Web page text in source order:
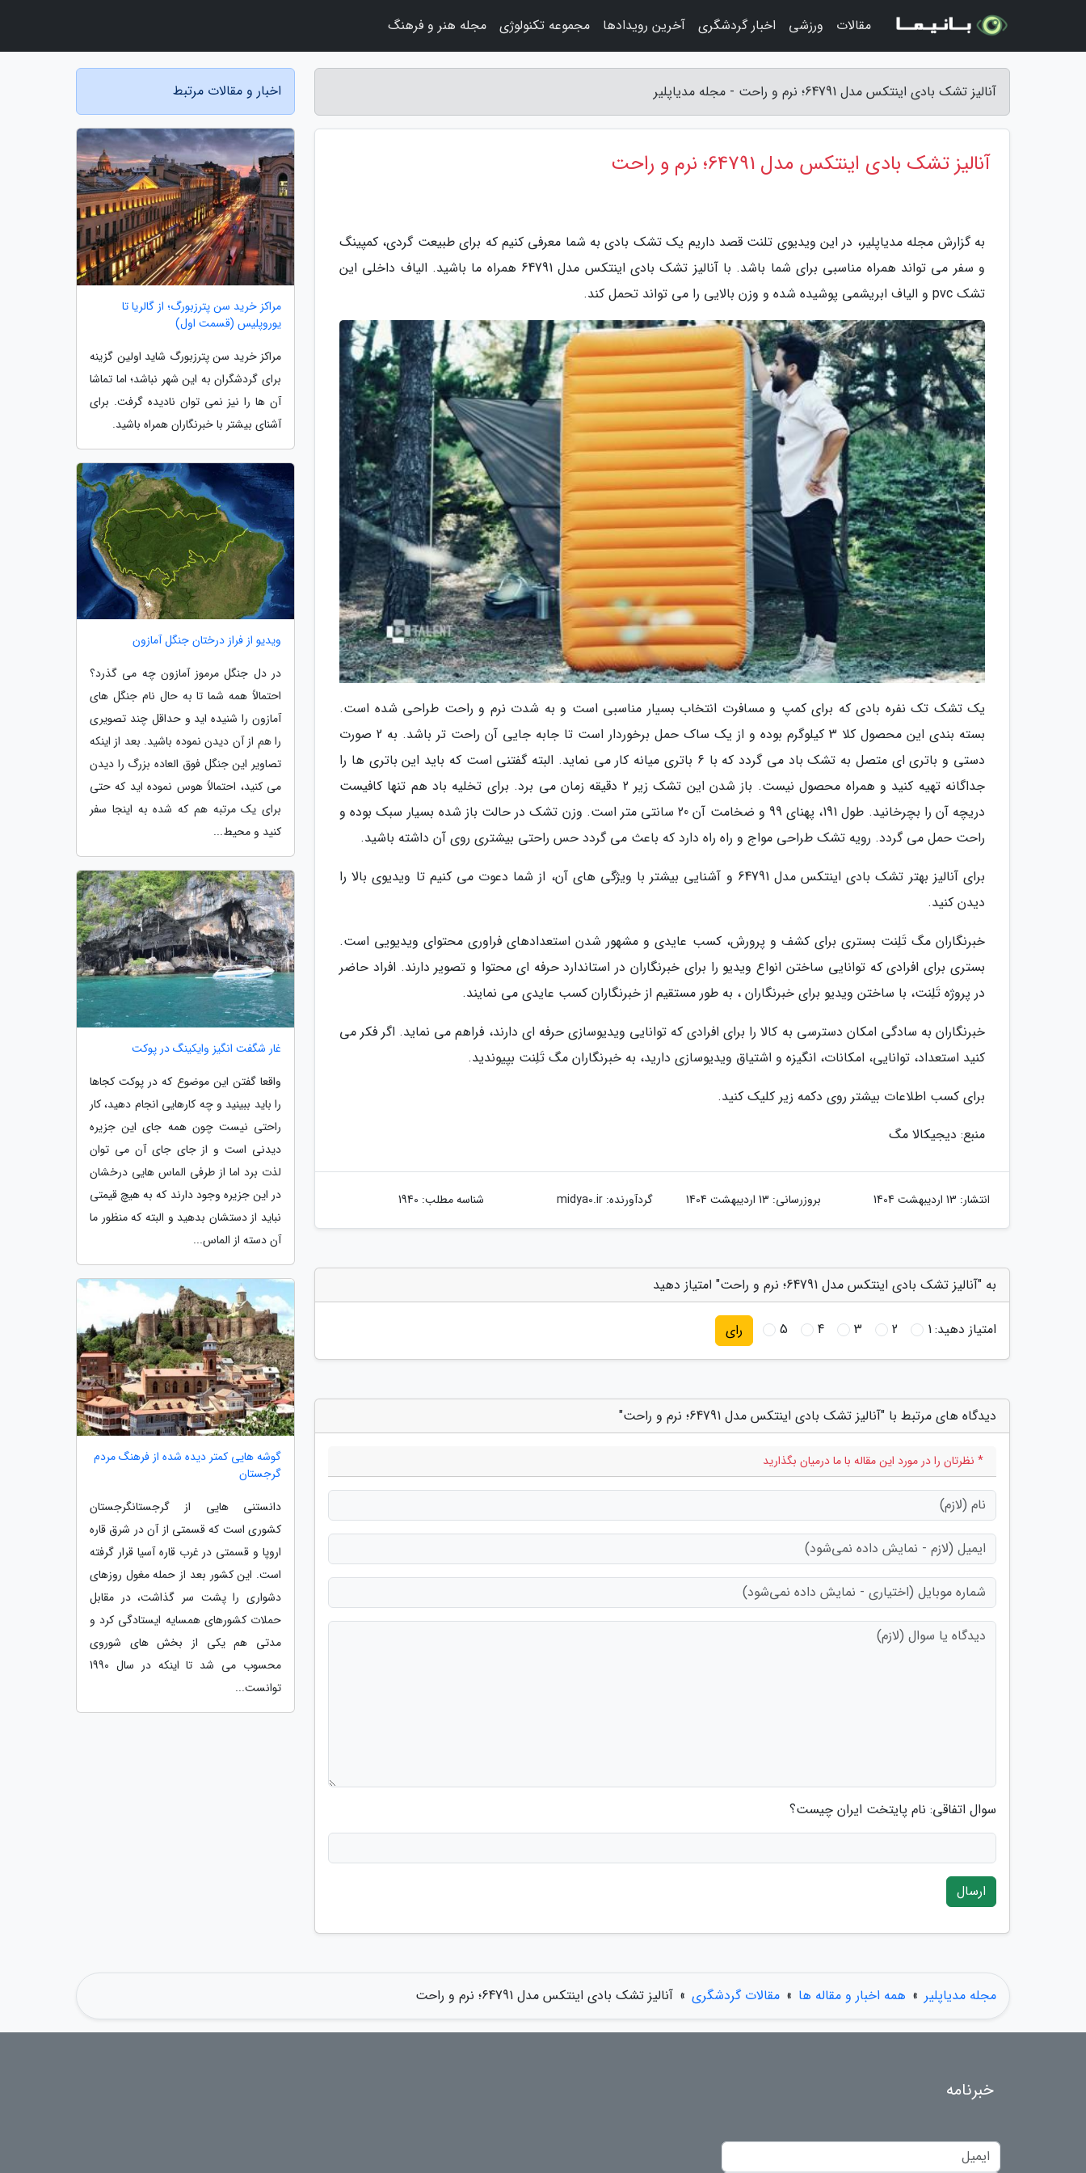
آنالیز تشک بادی اینتکس مدل 64791؛ نرم و راحت - مجله مدیاپلیر
آنالیز تشک بادی اینتکس مدل 64791؛ نرم و راحت
به گزارش مجله مدیاپلیر، در این ویدیوی تلنت قصد داریم یک تشک بادی به شما معرفی کنیم که برای طبیعت گردی، کمپینگ
و سفر می تواند همراه مناسبی برای شما باشد. با آنالیز تشک بادی اینتکس مدل 64791 همراه ما باشید. الیاف داخلی این
تشک pvc و الیاف ابریشمی پوشیده شده و وزن بالایی را می تواند تحمل کند.
یک تشک تک نفره بادی که برای کمپ و مسافرت انتخاب بسیار مناسبی است و به شدت نرم و راحت طراحی شده است.
بسته بندی این محصول کلا 3 کیلوگرم بوده و از یک ساک حمل برخوردار است تا جابه جایی آن راحت تر باشد. به 2 صورت
دستی و باتری ای متصل به تشک باد می گردد که با 6 باتری میانه کار می نماید. البته گفتنی است که باید این باتری ها را
جداگانه تهیه کنید و همراه محصول نیست. باز شدن این تشک زیر 2 دقیقه زمان می برد. برای تخلیه باد هم تنها کافیست
دریچه آن را بچرخانید. طول 191، پهنای 99 و ضخامت آن 20 سانتی متر است. وزن تشک در حالت باز شده بسیار سبک بوده و
راحت حمل می گردد. رویه تشک طراحی مواج و راه راه دارد که باعث می گردد حس راحتی بیشتری روی آن داشته باشید.
برای آنالیز بهتر تشک بادی اینتکس مدل 64791 و آشنایی بیشتر با ویژگی های آن، از شما دعوت می کنیم تا ویدیوی بالا را
دیدن کنید.
خبرنگاران مگ تَلِنت بستری برای کشف و پرورش، کسب عایدی و مشهور شدن استعدادهای فراوری محتوای ویدیویی است.
بستری برای افرادی که توانایی ساختن انواع ویدیو را برای خبرنگاران در استاندارد حرفه ای محتوا و تصویر دارند. افراد حاضر
در پروژه تَلِنت، با ساختن ویدیو برای خبرنگاران ، به طور مستقیم از خبرنگاران کسب عایدی می نمایند.
خبرنگاران به سادگی امکان دسترسی به کالا را برای افرادی که توانایی ویدیوسازی حرفه ای دارند، فراهم می نماید. اگر فکر می
کنید استعداد، توانایی، امکانات، انگیزه و اشتیاق ویدیوسازی دارید، به خبرنگاران مگ تَلِنت بپیوندید.
برای کسب اطلاعات بیشتر روی دکمه زیر کلیک کنید.
منبع: دیجیکالا مگ
انتشار: 13 اردیبهشت 1404 بروزرسانی: 13 اردیبهشت 1404 گردآورنده:midya0.ir شناسه مطلب: 1940
به "آنالیز تشک بادی اینتکس مدل 64791؛ نرم و راحت" امتیاز دهید
امتیاز دهید:1
2
3
4
5 رای
دیدگاه های مرتبط با "آنالیز تشک بادی اینتکس مدل 64791؛ نرم و راحت"
* نظرتان را در مورد این مقاله با ما درمیان بگذارید
سوال اتفاقی: نام پایتخت ایران چیست؟
ارسال
اخبار و مقالات مرتبط
مراکز خرید سن پترزبورگ؛ از گالریا تا
یوروپلیس (قسمت اول)
مراکز خرید سن پترزبورگ شاید اولین گزینه
برای گردشگران به این شهر نباشد؛ اما تماشا
آن ها را نیز نمی توان نادیده گرفت. برای
آشنای بیشتر با خبرنگاران همراه باشید.
ویدیو از فراز درختان جنگل آمازون
در دل جنگل مرموز آمازون چه می گذرد؟
احتمالاً همه شما تا به حال نام جنگل های
آمازون را شنیده اید و حداقل چند تصویری
را هم از آن دیدن نموده باشید. بعد از اینکه
تصاویر این جنگل فوق العاده بزرگ را دیدن
می کنید، احتمالاً هوس نموده اید که حتی
برای یک مرتبه هم که شده به اینجا سفر
کنید و محیط...
غار شگفت انگیز وایکینگ در پوکت
واقعا گفتن این موضوع که در پوکت کجاها
را باید ببینید و چه کارهایی انجام دهید، کار
راحتی نیست چون همه جای این جزیره
دیدنی است و از جای جای آن می توان
لذت برد اما از طرفی الماس هایی درخشان
در این جزیره وجود دارند که به هیچ قیمتی
نباید از دستشان بدهید و البته که منظور ما
آن دسته از الماس...
گوشه هایی کمتر دیده شده از فرهنگ مردم
گرجستان
دانستنی هایی از گرجستانگرجستان
کشوری است که قسمتی از آن در شرق قاره
اروپا و قسمتی در غرب قاره آسیا قرار گرفته
است. این کشور بعد از حمله مغول روزهای
دشواری را پشت سر گذاشت، در مقابل
حملات کشورهای همسایه ایستادگی کرد و
مدتی هم یکی از بخش های شوروی
محسوب می شد تا اینکه در سال 1990
توانست...
مجله مدیاپلیر » همه اخبار و مقاله ها » مقالات گردشگری » آنالیز تشک بادی اینتکس مدل 64791؛ نرم و راحت
مقالات ورزشی اخبار گردشگری آخرین رویدادها مجموعه تکنولوژی مجله هنر و فرهنگ
خبرنامه